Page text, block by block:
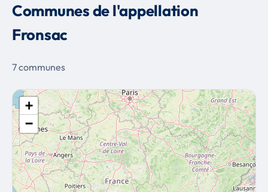
Communes de l'appellation
Fronsac
7 communes
+
−